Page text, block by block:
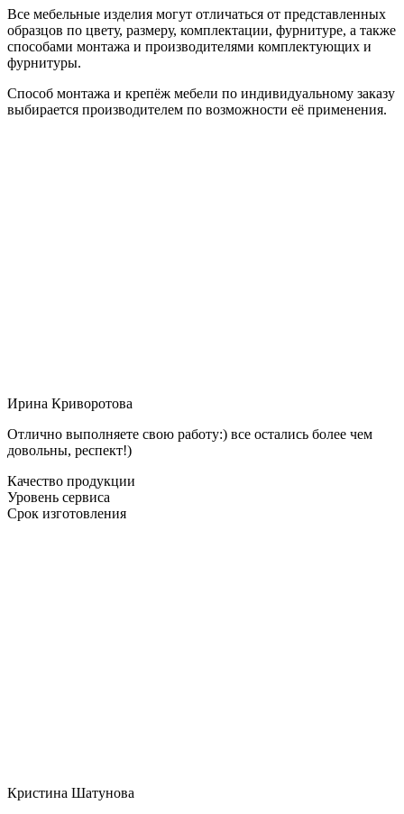
Все мебельные изделия могут отличаться от представленных
образцов по цвету, размеру, комплектации, фурнитуре, а также
способами монтажа и производителями комплектующих и
фурнитуры.
Способ монтажа и крепёж мебели по индивидуальному заказу
выбирается производителем по возможности её применения.
Ирина Криворотова
Отлично выполняете свою работу:) все остались более чем
довольны, респект!)
Качество продукции
Уровень сервиса
Срок изготовления
Кристина Шатунова